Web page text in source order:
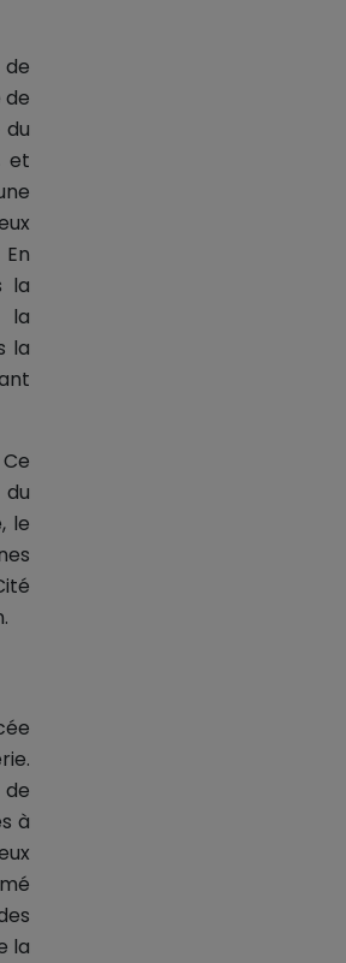
de
et
la
la
la
le
à
la